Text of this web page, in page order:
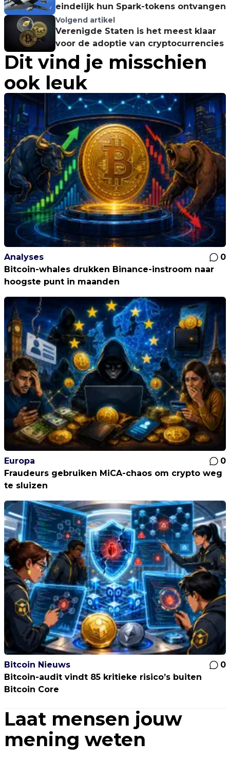
eindelijk hun Spark-tokens ontvangen
Volgend artikel
Verenigde Staten is het meest klaar
voor de adoptie van cryptocurrencies
Dit vind je misschien
ook leuk
Analyses
0
Bitcoin-whales drukken Binance-instroom naar
hoogste punt in maanden
Europa
0
Fraudeurs gebruiken MiCA-chaos om crypto weg
te sluizen
Bitcoin Nieuws
0
Bitcoin-audit vindt 85 kritieke risico’s buiten
Bitcoin Core
Laat mensen jouw
mening weten